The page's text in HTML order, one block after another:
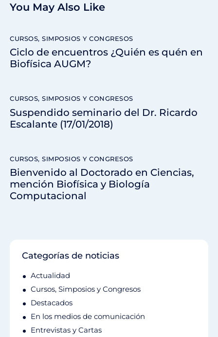
You May Also Like
CURSOS, SIMPOSIOS Y CONGRESOS
Ciclo de encuentros ¿Quién es quén en
Biofísica AUGM?
CURSOS, SIMPOSIOS Y CONGRESOS
Suspendido seminario del Dr. Ricardo
Escalante (17/01/2018)
CURSOS, SIMPOSIOS Y CONGRESOS
Bienvenido al Doctorado en Ciencias,
mención Biofísica y Biología
Computacional
Categorías de noticias
Actualidad
Cursos, Simposios y Congresos
Destacados
En los medios de comunicación
Entrevistas y Cartas